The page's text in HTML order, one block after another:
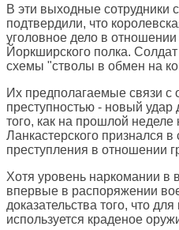
В эти выходные сотрудники
подтвердили, что
уголовное дело в отношении
Йоркширского полка.
схемы "стволы в обмен на
Их предполагаемые связи с
преступностью - новый
того, как на прошлой неделе
Ланкастерского признался
преступления в отношении
Хотя уровень наркомании в
впервые в распоряжении
доказательства того, что
используется краденое